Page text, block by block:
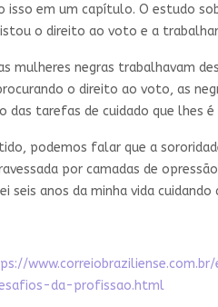
isso em um capítulo. O estudo
o direito ao voto e a
mulheres negras trabalhavam
o direito ao voto, as
das tarefas de cuidado que lhes
podemos falar que a
por camadas de
seis anos da minha vida
da-profissao.html